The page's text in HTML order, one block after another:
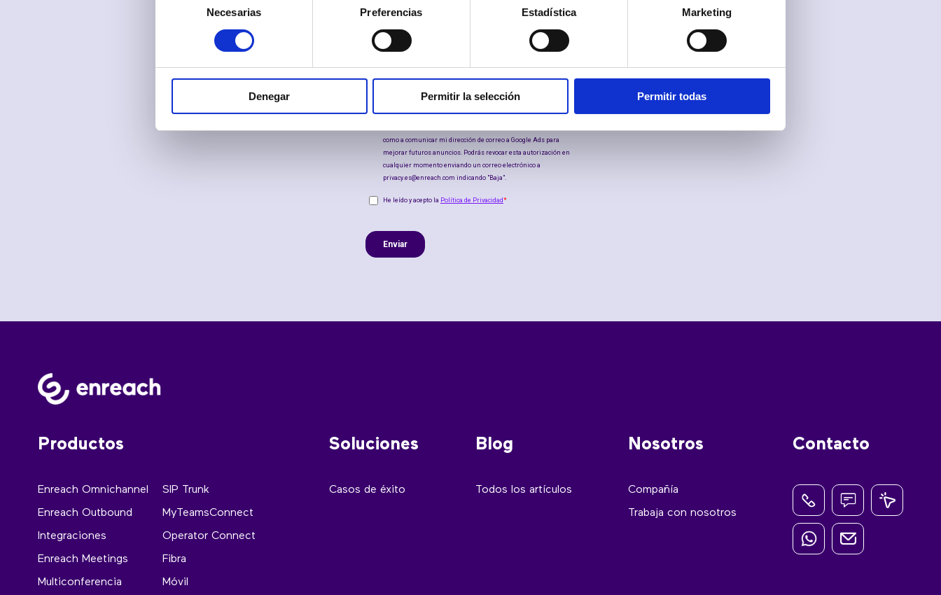
consentimiento
Necesarias Preferencias Estadística Marketing
Denegar Permitir la selección Permitir todas
Productos
Enreach Omnichannel
Enreach Outbound
Integraciones
Enreach Meetings
Multiconferencia
SIP Trunk
MyTeamsConnect
Operator Connect
Fibra
Móvil
Soluciones
Casos de éxito
Blog
Todos los artículos
Nosotros
Compañía
Trabaja con nosotros
Contacto